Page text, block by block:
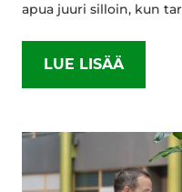
apua juuri silloin, kun
LUE LISÄÄ